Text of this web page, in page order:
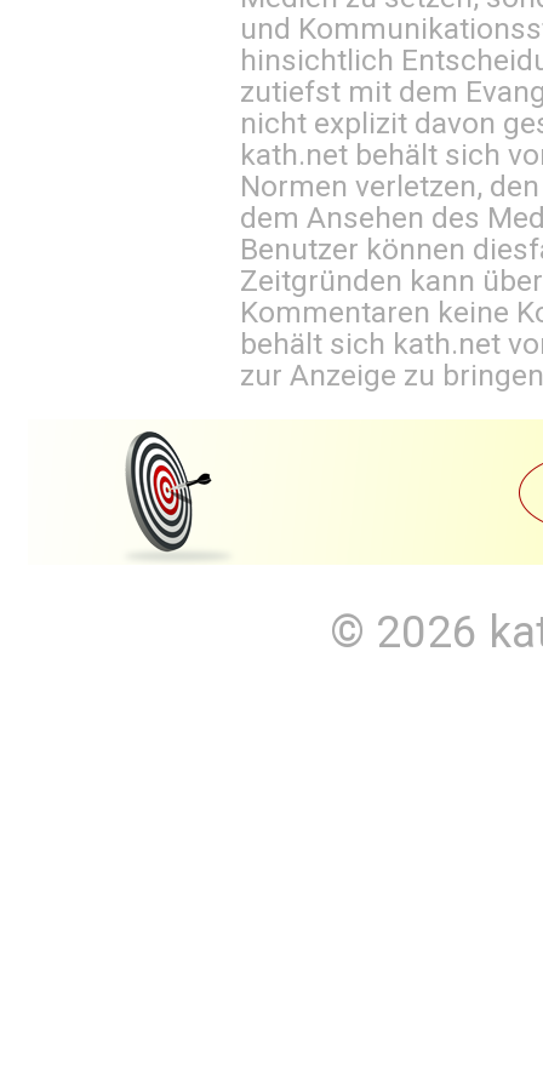
und
hinsichtlich
zutiefst mit dem
nicht explizit davon
kath.net behält sich
Normen verletzen,
dem Ansehen des
Benutzer können
Zeitgründen kann
Kommentaren keine
behält sich kath.net
zur Anzeige zu
© 2026